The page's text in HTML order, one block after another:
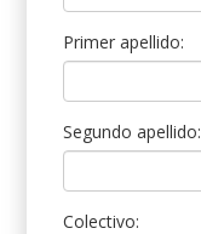
Primer apellido:
Segundo apellido:
Colectivo: